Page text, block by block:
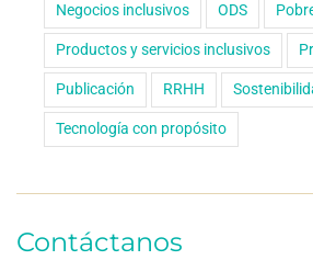
Negocios inclusivos ODS
Productos y servicios inclusivos
Publicación RRHH
Tecnología con propósito
Contáctanos